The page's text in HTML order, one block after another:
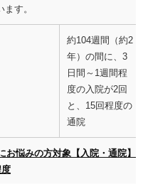
す。
約104週間（約2
年）の間に、3
日間～1週間程
度の入院が2回
と、15回程度の
通院
悩みの方対象【入院・通院】